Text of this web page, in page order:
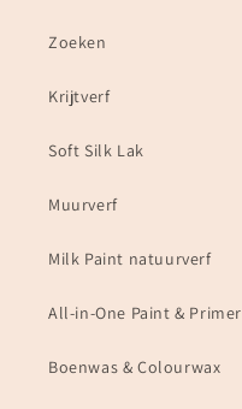
Zoeken
Krijtverf
Soft Silk Lak
Muurverf
Milk Paint natuurverf
All-in-One Paint & Primer
Boenwas & Colourwax